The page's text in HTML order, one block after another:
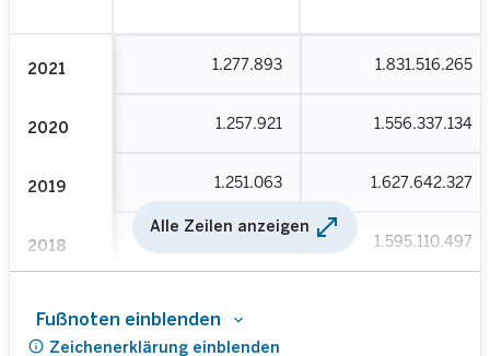
2021 1.277.893 1.831.516.265
2020 1.257.921 1.556.337.134
2019 1.251.063 1.627.642.327
2018 1.241.061 1.595.110.497
Alle Zeilen anzeigen open_in_full
Fußnoten einblenden
info Zeichenerklärung einblenden